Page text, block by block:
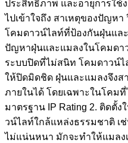
ประสิทธิภาพ และอายุการใช้
ไปเข้าใจถึง สาเหตุของปัญห
โคมดาวน์ไลท์ที่ป้องกันฝุ่นแล
ปัญหาฝุ่นและแมลงในโคมดา
ระบบปิดที่ไม่สนิท โคมดาวน์ไ
ให้ปิดมิดชิด ฝุ่นและแมลงจึงส
ภายในได้ โดยเฉพาะในโคม
มาตรฐาน IP Rating 2. ติดตั้
วน์ไลท์ใกล้แหล่งธรรมชาติ เ
ไม่แน่นหนา มักจะทำให้แมลง